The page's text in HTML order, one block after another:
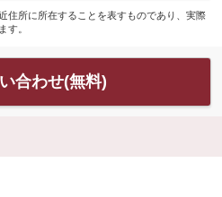
住所に所在することを表すものであり、実際
す。
合わせ(無料)